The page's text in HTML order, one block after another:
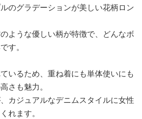
のグラデーションが美しい花柄ロン
ような優しい柄が特徴で、どんなボ
す。
いるため、重ね着にも単体使いにも
さも魅力。
カジュアルなデニムスタイルに女性
れます。